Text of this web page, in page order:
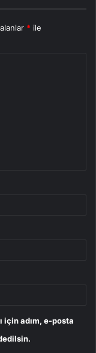
* ile
için adım, e-posta